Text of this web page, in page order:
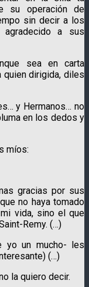
su operación de
sin decir a los
a sus
sea en carta
quien dirigida, diles
y Hermanos… no
en los dedos y
míos:
gracias por sus
no haya tomado
vida, sino el que
Remy. (…)
yo un mucho- les
(…)
la quiero decir.